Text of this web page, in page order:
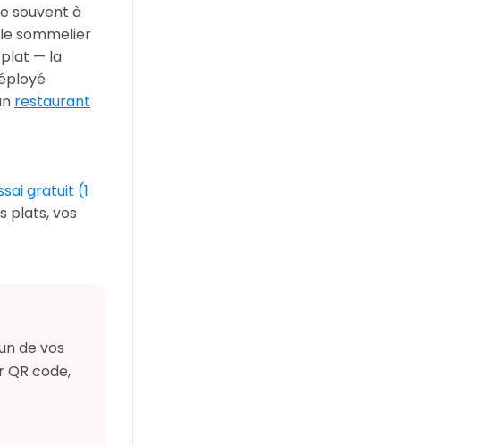
souvent à
sommelier
plat — la
restaurant
gratuit (1
plats, vos
de vos
code,